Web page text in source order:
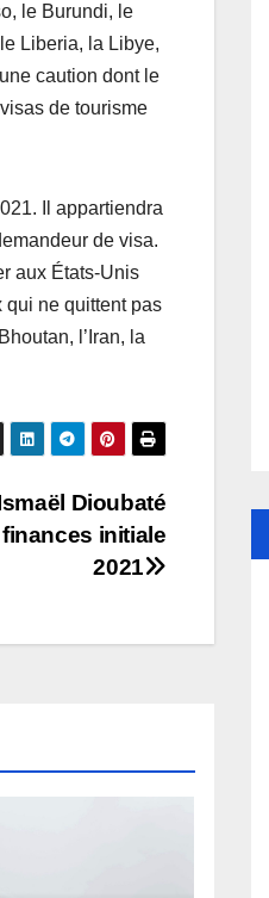
le Burundi, le
Liberia, la Libye,
caution dont le
de tourisme
Il appartiendra
de visa.
aux États-Unis
qui ne quittent pas
l’Iran, la
Dioubaté
initiale
2021